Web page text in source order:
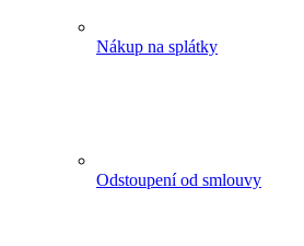
Nákup na splátky
Odstoupení od smlouvy